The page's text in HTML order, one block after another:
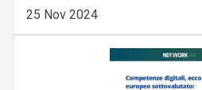
25 Nov 2024